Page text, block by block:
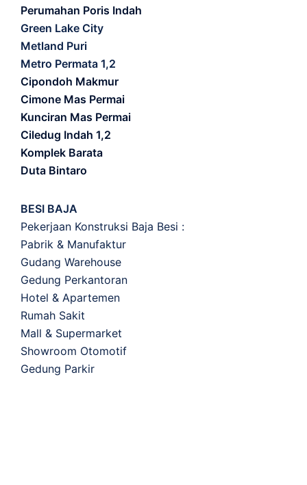
Perumahan Poris Indah
Green Lake City
Metland Puri
Metro Permata 1,2
Cipondoh Makmur
Cimone Mas Permai
Kunciran Mas Permai
Ciledug Indah 1,2
Komplek Barata
Duta Bintaro
BESI BAJA
Pekerjaan Konstruksi Baja Besi :
Pabrik & Manufaktur
Gudang Warehouse
Gedung Perkantoran
Hotel & Apartemen
Rumah Sakit
Mall & Supermarket
Showroom Otomotif
Gedung Parkir